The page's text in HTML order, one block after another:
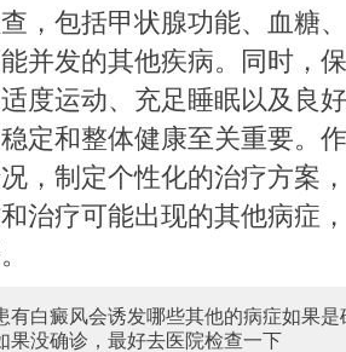
，包括甲状腺功能、血糖
并发的其他疾病。同时，
度运动、充足睡眠以及良
定和整体健康至关重要。
，制定个性化的治疗方案
治疗可能出现的其他病症
有白癜风会诱发哪些其他的病症如果是
果没确诊，最好去医院检查一下